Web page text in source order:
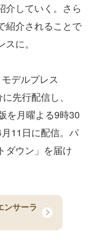
介していく。さら
紹介されることで
に。
デルプレス
先行配信し、
を月曜よる9時30
11日に配信。パ
ダウン」を届け
ンサーラ